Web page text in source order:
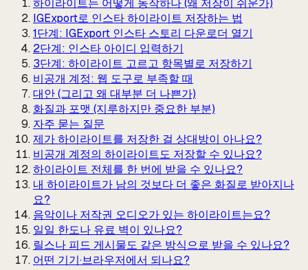
하이라이트는 어떻게 동작하나 (왜 저장이 쉬운가)
IGExport로 인스타 하이라이트 저장하는 법
1단계: IGExport 인스타 스토리 다운로더 열기
2단계: 인스타 아이디 입력하기
3단계: 하이라이트 고르고 항목별로 저장하기
비공개 계정: 웹 도구로 부족할 때
대안 (그리고 왜 대부분 더 나쁜가)
화질과 포맷 (지루하지만 중요한 부분)
자주 묻는 질문
제가 하이라이트를 저장한 걸 상대방이 아나요?
비공개 계정의 하이라이트도 저장할 수 있나요?
하이라이트 전체를 한 번에 받을 수 있나요?
내 하이라이트가 남의 것보다 더 좋은 화질로 받아지나
요?
음악이나 저작권 오디오가 있는 하이라이트는요?
일일 한도나 유료 벽이 있나요?
릴스나 피드 게시물도 같은 방식으로 받을 수 있나요?
어떤 기기·브라우저에서 되나요?